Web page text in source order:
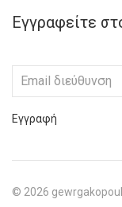
Εγγραφείτε
Εγγραφή
© 2026